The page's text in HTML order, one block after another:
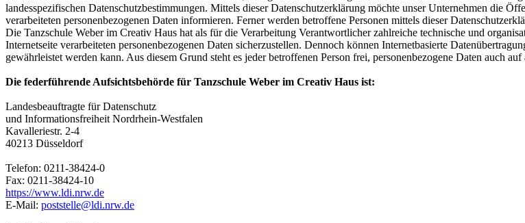
landesspezifischen Datenschutzbestimmungen. Mittels dieser Datenschutzerklärung möchte unser Unternehmen die
verarbeiteten personenbezogenen Daten informieren. Ferner werden betroffene Personen mittels dieser
Die Tanzschule Weber im Creativ Haus hat als für die Verarbeitung Verantwortlicher zahlreiche technische und
Internetseite verarbeiteten personenbezogenen Daten sicherzustellen. Dennoch können Internetbasierte
gewährleistet werden kann. Aus diesem Grund steht es jeder betroffenen Person frei, personenbezogene Daten auch
Die federführende Aufsichtsbehörde für Tanzschule Weber im Creativ Haus ist:
Landesbeauftragte für Datenschutz
und Informationsfreiheit Nordrhein-Westfalen
Kavalleriestr. 2-4
40213 Düsseldorf
Telefon: 0211-38424-0
Fax: 0211-38424-10
https://www.ldi.nrw.de
E-Mail: poststelle@ldi.nrw.de